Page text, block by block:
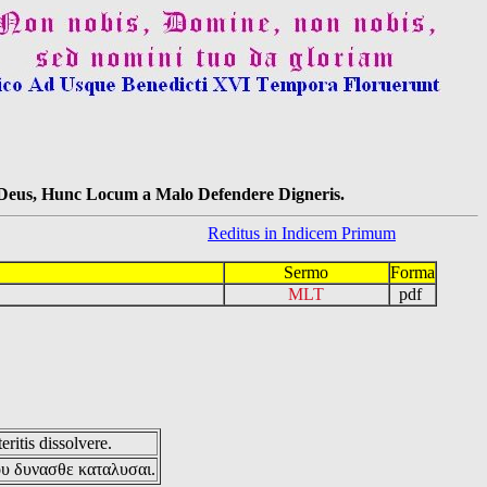
Hunc Locum a Malo Defendere Digneris.
Reditus in Indicem Primum
Sermo
Forma
MLT pdf
dissolvere.
δυνασθε καταλυσαι.